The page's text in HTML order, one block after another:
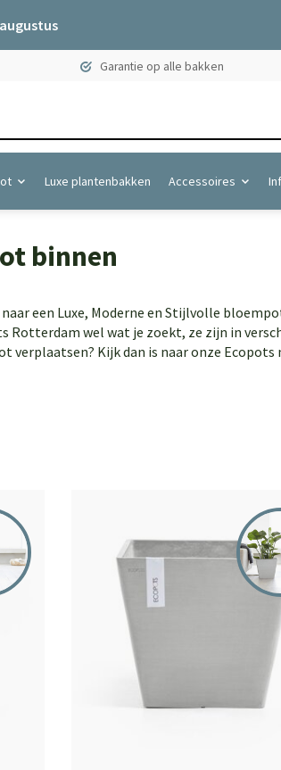
Garantie op alle bakken
Luxe plantenbakken Accessoires
binnen
een Luxe, Moderne en Stijlvolle
Rotterdam wel wat je zoekt, ze zijn in
verplaatsen? Kijk dan is naar onze